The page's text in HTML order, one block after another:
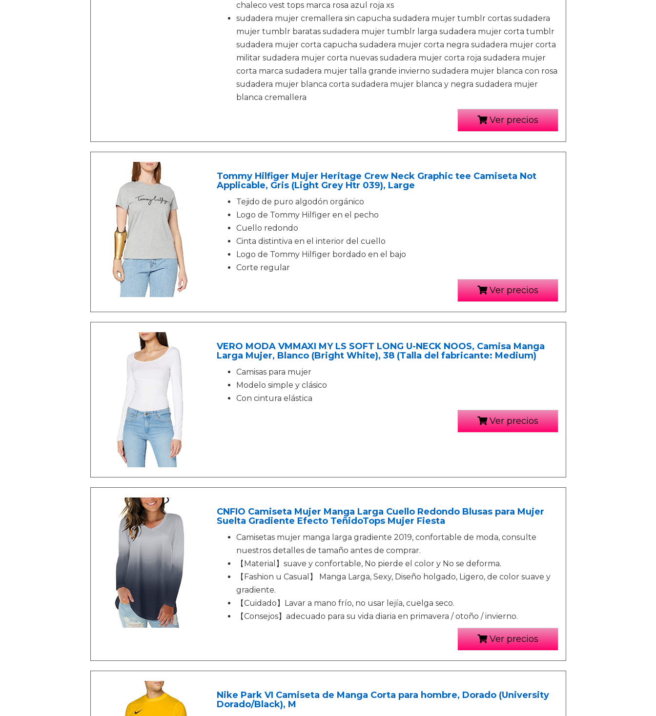
chaleco vest tops marca rosa azul roja xs
sudadera mujer cremallera sin capucha sudadera mujer tumblr cortas sudadera
mujer tumblr baratas sudadera mujer tumblr larga sudadera mujer corta tumblr
sudadera mujer corta capucha sudadera mujer corta negra sudadera mujer corta
militar sudadera mujer corta nuevas sudadera mujer corta roja sudadera mujer
corta marca sudadera mujer talla grande invierno sudadera mujer blanca con rosa
sudadera mujer blanca corta sudadera mujer blanca y negra sudadera mujer
blanca cremallera
Ver precios
Tommy Hilfiger Mujer Heritage Crew Neck Graphic tee Camiseta Not
Applicable, Gris (Light Grey Htr 039), Large
Tejido de puro algodón orgánico
Logo de Tommy Hilfiger en el pecho
Cuello redondo
Cinta distintiva en el interior del cuello
Logo de Tommy Hilfiger bordado en el bajo
Corte regular
Ver precios
VERO MODA VMMAXI MY LS SOFT LONG U-NECK NOOS, Camisa Manga
Larga Mujer, Blanco (Bright White), 38 (Talla del fabricante: Medium)
Camisas para mujer
Modelo simple y clásico
Con cintura elástica
Ver precios
CNFIO Camiseta Mujer Manga Larga Cuello Redondo Blusas para Mujer
Suelta Gradiente Efecto TeñidoTops Mujer Fiesta
Camisetas mujer manga larga gradiente 2019, confortable de moda, consulte
nuestros detalles de tamaño antes de comprar.
【Material】suave y confortable, No pierde el color y No se deforma.
【Fashion u Casual】 Manga Larga, Sexy, Diseño holgado, Ligero, de color suave y
gradiente.
【Cuidado】Lavar a mano frío, no usar lejía, cuelga seco.
【Consejos】adecuado para su vida diaria en primavera / otoño / invierno.
Ver precios
Nike Park VI Camiseta de Manga Corta para hombre, Dorado (University
Dorado/Black), M